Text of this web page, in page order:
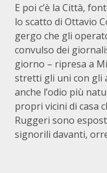
E poi c’è la Città,
lo scatto di Ottavio
gergo che gli
convulso dei
giorno – ripresa a
stretti gli uni con gli
anche l’odio più
propri vicini di casa
Ruggeri sono
signorili davanti,